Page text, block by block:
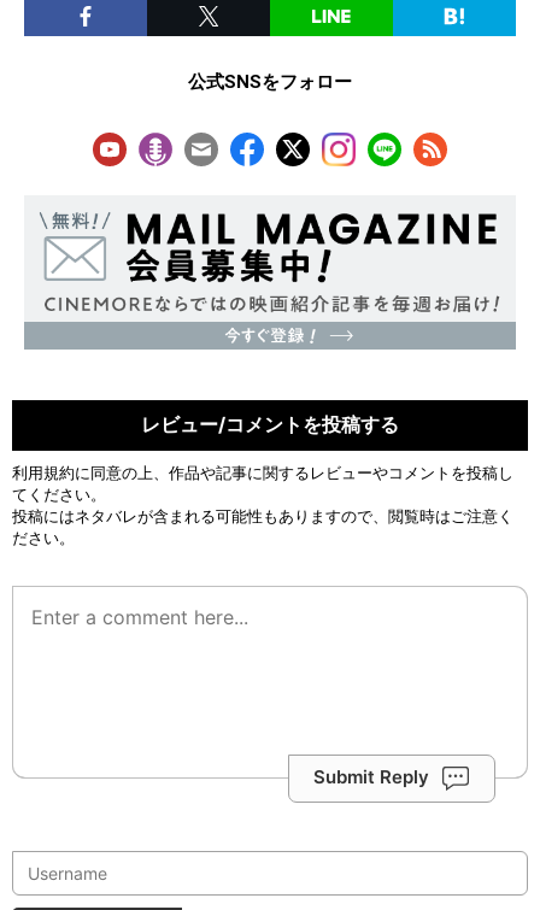
公式SNSをフォロー
レビュー/コメントを投稿する
利用規約に同意の上、作品や記事に関するレビューやコメントを投稿し
てください。
投稿にはネタバレが含まれる可能性もありますので、閲覧時はご注意く
ださい。
Submit Reply